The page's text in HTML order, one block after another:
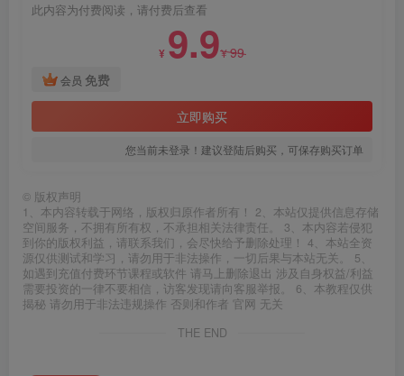
此内容为付费阅读，请付费后查看
¥ 9.9¥99
会员 免费
立即购买
您当前未登录！建议登陆后购买，可保存购买订单
© 版权声明
1、本内容转载于网络，版权归原作者所有！ 2、本站仅提供信息存储
空间服务，不拥有所有权，不承担相关法律责任。 3、本内容若侵犯
到你的版权利益，请联系我们，会尽快给予删除处理！ 4、本站全资
源仅供测试和学习，请勿用于非法操作，一切后果与本站无关。 5、
如遇到充值付费环节课程或软件 请马上删除退出 涉及自身权益/利益
需要投资的一律不要相信，访客发现请向客服举报。 6、本教程仅供
揭秘 请勿用于非法违规操作 否则和作者 官网 无关
THE END